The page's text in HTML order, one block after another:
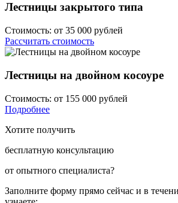
Лестницы закрытого типа
Стоимость: от 35 000 рублей
Рассчитать стоимость
Лестницы на двойном косоуре
Стоимость: от 155 000 рублей
Подробнее
Хотите получить
бесплатную консультацию
от опытного специалиста?
Заполните форму прямо сейчас и в